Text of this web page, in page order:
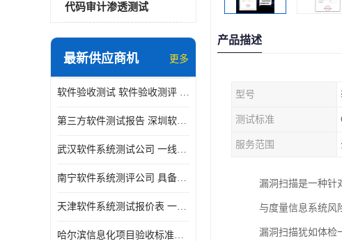
代码审计渗透测试
最新供应商机 更多
软件验收测试 软件验收测评 软件确认测试标准及测试方法
第三方软件测试报告 深圳软件测评报告 安全验收测试报告
武汉软件系统测试公司 一线实验室 测试大概是需要多久时间呢
南宁软件系统测评公司 具备CMA/CNAS资质 出具正规测试报告
天津软件系统测试报价表 一线实验室 了解更多的测试信息
哈尔滨信息化项目验收标准单位
产品描述
型号
测试标准
服务范围
漏洞扫描是一种针
与度量信息系统风
漏洞扫描犹如体检